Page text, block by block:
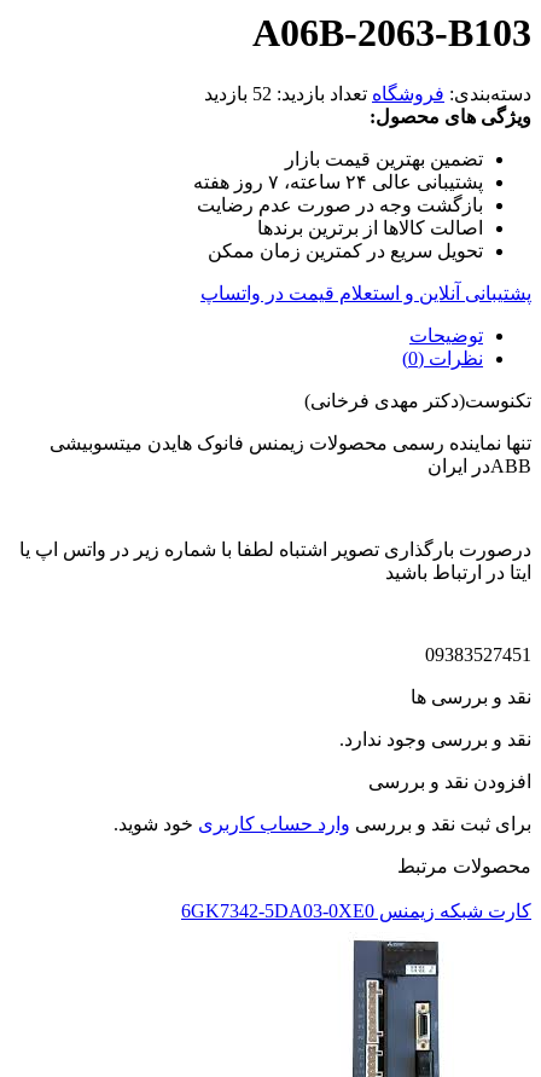
A06B-2063-B103
دسته‌بندی: فروشگاه تعداد بازدید: 52 بازدید
ویژگی های محصول:
تضمین بهترین قیمت بازار
پشتیبانی عالی ۲۴ ساعته، ۷ روز هفته
بازگشت وجه در صورت عدم رضایت
اصالت کالاها از برترین برندها
تحویل سریع در کمترین زمان ممکن
پشتیبانی آنلاین و استعلام قیمت در واتساپ
توضیحات
نظرات (0)
تکنوست(دکتر مهدی فرخانی)
تنها نماینده رسمی محصولات زیمنس فانوک هایدن میتسوبیشی
ABBدر ایران
درصورت بارگذاری تصویر اشتباه لطفا با شماره زیر در واتس اپ یا
ایتا در ارتباط باشید
09383527451
نقد و بررسی ها
نقد و بررسی وجود ندارد.
افزودن نقد و بررسی
برای ثبت نقد و بررسی وارد حساب کاربری خود شوید.
محصولات مرتبط
کارت شبکه زیمنس 6GK7342-5DA03-0XE0